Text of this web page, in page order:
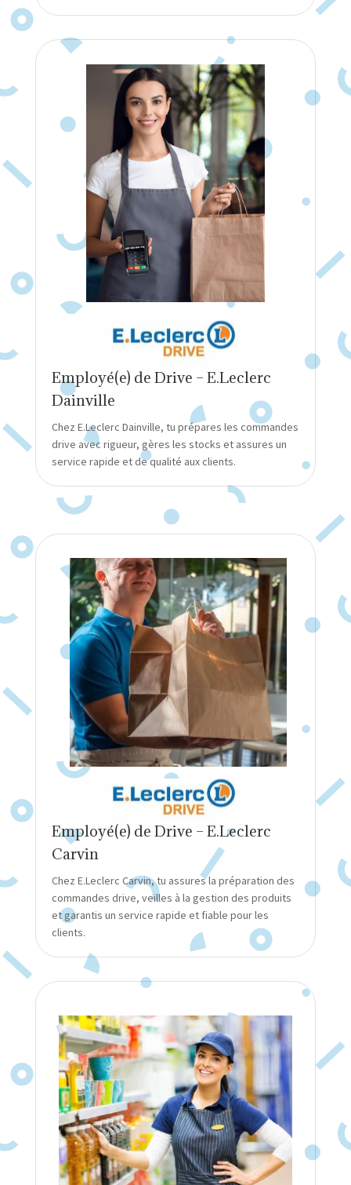
Employé(e) de Drive – E.Leclerc
Dainville
Chez E.Leclerc Dainville, tu prépares les commandes
drive avec rigueur, gères les stocks et assures un
service rapide et de qualité aux clients.
Employé(e) de Drive – E.Leclerc
Carvin
Chez E.Leclerc Carvin, tu assures la préparation des
commandes drive, veilles à la gestion des produits
et garantis un service rapide et fiable pour les
clients.